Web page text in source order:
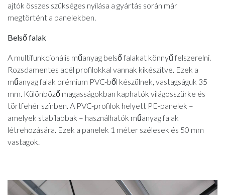
ajtók összes szükséges nyílása a gyártás során már
megtörtént a panelekben.
Belső falak
A multifunkcionális műanyag belső falakat könnyű felszerelni.
Rozsdamentes acél profilokkal vannak kikészítve. Ezek a
műanyag falak prémium PVC-ből készülnek, vastagságuk 35
mm. Különböző magasságokban kaphatók világosszürke és
törtfehér színben. A PVC-profilok helyett PE-panelek –
amelyek stabilabbak – használhatók műanyag falak
létrehozására. Ezek a panelek 1 méter szélesek és 50 mm
vastagok.